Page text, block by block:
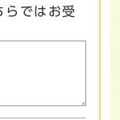
らではお受